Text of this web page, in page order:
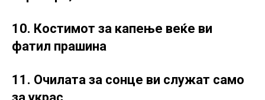
10. Костимот за капење веќе ви
фатил прашина
11. Очилата за сонце ви служат само